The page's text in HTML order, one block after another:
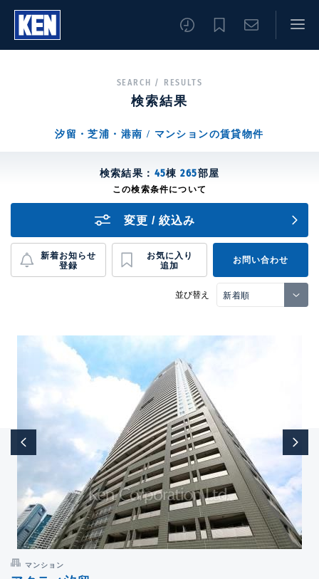
SEARCH / RESULTS
検索結果
汐留・芝浦・港南 / マンションの賃貸物件
検索結果： 45棟265部屋
変更 / 絞込み
新着お知らせ
登録
お気に入り
追加
お問い合わせ
並び替え
マンション